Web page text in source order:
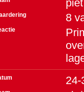
8
24-